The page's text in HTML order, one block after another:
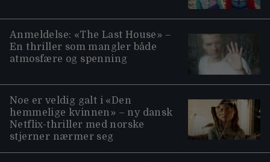
Anmeldelse: «The Last House» –
En thriller som mangler både
atmosfære og spenning
Noe er veldig galt i «Den
hemmelige kvinnen» – ny dansk
Netflix-thriller med norske
stjerner nærmer seg